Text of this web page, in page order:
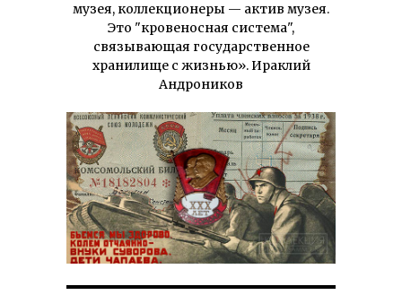
музея, коллекционеры — актив музея.
Это "кровеносная система",
связывающая государственное
хранилище с жизнью». Ираклий
Андроников